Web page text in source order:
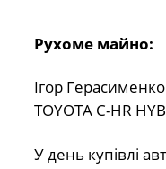
Рухоме майно:
Ігор
TOYOTA C-HR
У день купівлі